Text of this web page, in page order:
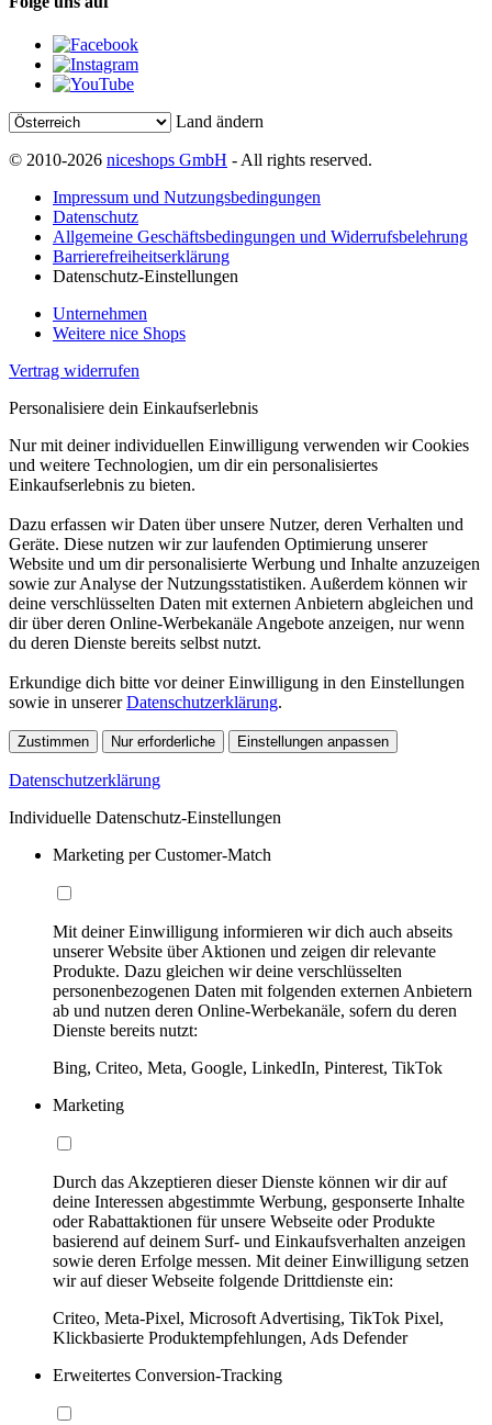
Land ändern
© 2010-2026 niceshops GmbH - All rights reserved.
Impressum und Nutzungsbedingungen
Datenschutz
Allgemeine Geschäftsbedingungen und Widerrufsbelehrung
Barrierefreiheitserklärung
Datenschutz-Einstellungen
Unternehmen
Weitere nice Shops
Vertrag widerrufen
Personalisiere dein Einkaufserlebnis
Nur mit deiner individuellen Einwilligung verwenden wir Cookies
und weitere Technologien, um dir ein personalisiertes
Einkaufserlebnis zu bieten.
Dazu erfassen wir Daten über unsere Nutzer, deren Verhalten und
Geräte. Diese nutzen wir zur laufenden Optimierung unserer
Website und um dir personalisierte Werbung und Inhalte anzuzeigen
sowie zur Analyse der Nutzungsstatistiken. Außerdem können wir
deine verschlüsselten Daten mit externen Anbietern abgleichen und
dir über deren Online-Werbekanäle Angebote anzeigen, nur wenn
du deren Dienste bereits selbst nutzt.
Erkundige dich bitte vor deiner Einwilligung in den Einstellungen
sowie in unsererDatenschutzerklärung.
Zustimmen Nur erforderliche Einstellungen anpassen
Datenschutzerklärung
Individuelle Datenschutz-Einstellungen
Marketing per Customer-Match
Mit deiner Einwilligung informieren wir dich auch abseits
unserer Website über Aktionen und zeigen dir relevante
Produkte. Dazu gleichen wir deine verschlüsselten
personenbezogenen Daten mit folgenden externen Anbietern
ab und nutzen deren Online-Werbekanäle, sofern du deren
Dienste bereits nutzt:
Bing, Criteo, Meta, Google, LinkedIn, Pinterest, TikTok
Marketing
Durch das Akzeptieren dieser Dienste können wir dir auf
deine Interessen abgestimmte Werbung, gesponserte Inhalte
oder Rabattaktionen für unsere Webseite oder Produkte
basierend auf deinem Surf- und Einkaufsverhalten anzeigen
sowie deren Erfolge messen. Mit deiner Einwilligung setzen
wir auf dieser Webseite folgende Drittdienste ein:
Criteo, Meta-Pixel, Microsoft Advertising, TikTok Pixel,
Klickbasierte Produktempfehlungen, Ads Defender
Erweitertes Conversion-Tracking